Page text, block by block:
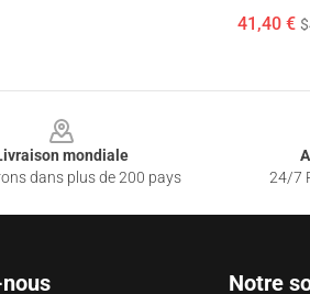
41,40 €
mondiale
dans plus de 200 pays
24/7
Notre